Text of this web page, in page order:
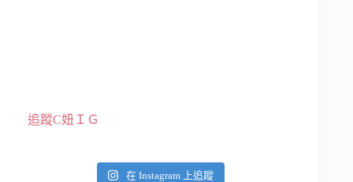
追蹤C妞ＩＧ
在 Instagram 上追蹤